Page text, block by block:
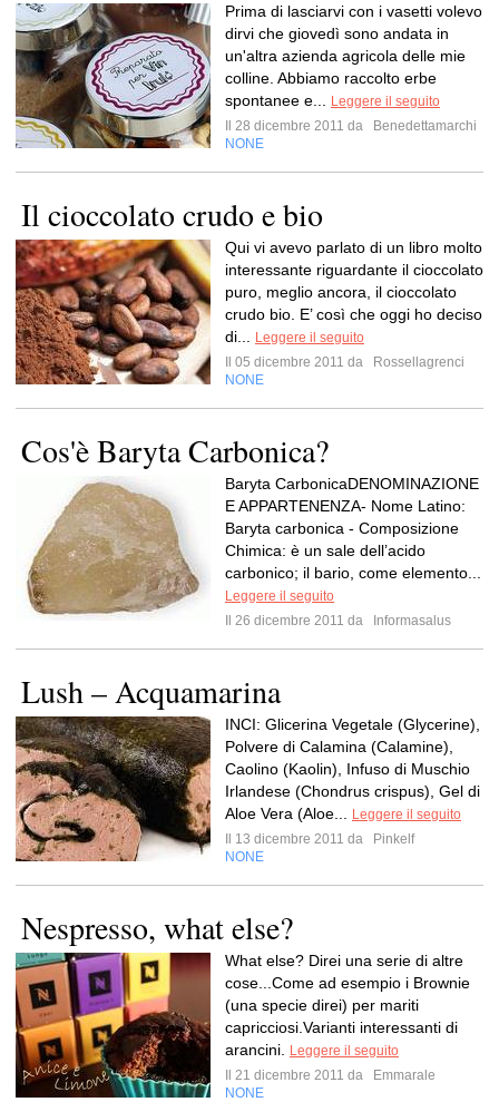
Prima di lasciarvi con i vasetti volevo
dirvi che giovedì sono andata in
un'altra azienda agricola delle mie
colline. Abbiamo raccolto erbe
spontanee e...
Leggere il seguito
Il 28 dicembre 2011 da
Benedettamarchi
NONE
Il cioccolato crudo e bio
Qui vi avevo parlato di un libro molto
interessante riguardante il cioccolato
puro, meglio ancora, il cioccolato
crudo bio. E’ così che oggi ho deciso
di...
Leggere il seguito
Il 05 dicembre 2011 da
Rossellagrenci
NONE
Cos'è Baryta Carbonica?
Baryta CarbonicaDENOMINAZIONE
E APPARTENENZA- Nome Latino:
Baryta carbonica - Composizione
Chimica: è un sale dell’acido
carbonico; il bario, come elemento...
Leggere il seguito
Il 26 dicembre 2011 da
Informasalus
Lush – Acquamarina
INCI: Glicerina Vegetale (Glycerine),
Polvere di Calamina (Calamine),
Caolino (Kaolin), Infuso di Muschio
Irlandese (Chondrus crispus), Gel di
Aloe Vera (Aloe...
Leggere il seguito
Il 13 dicembre 2011 da
Pinkelf
NONE
Nespresso, what else?
What else? Direi una serie di altre
cose...Come ad esempio i Brownie
(una specie direi) per mariti
capricciosi.Varianti interessanti di
arancini.
Leggere il seguito
Il 21 dicembre 2011 da
Emmarale
NONE